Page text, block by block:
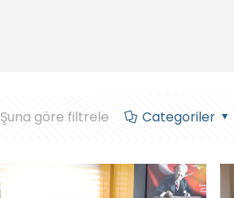
Şuna göre filtrele Categoriler